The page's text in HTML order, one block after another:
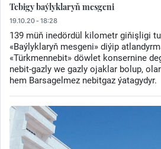
Tebigy baýlyklaryň mesgeni
19.10.20 - 18:28
139 müň inedördül kilometr giňişligi
«Baýlyklaryň mesgeni» diýip
«Türkmennebit» döwlet konsernine
nebit-gazly we gazly ojaklar bolup,
hem Barsagelmez nebitgaz ýatagydyr.